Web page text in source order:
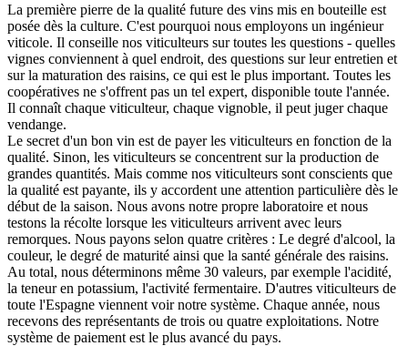
La première pierre de la qualité future des vins mis en bouteille est
posée dès la culture. C'est pourquoi nous employons un ingénieur
viticole. Il conseille nos viticulteurs sur toutes les questions - quelles
vignes conviennent à quel endroit, des questions sur leur entretien et
sur la maturation des raisins, ce qui est le plus important. Toutes les
coopératives ne s'offrent pas un tel expert, disponible toute l'année.
Il connaît chaque viticulteur, chaque vignoble, il peut juger chaque
vendange.
Le secret d'un bon vin est de payer les viticulteurs en fonction de la
qualité. Sinon, les viticulteurs se concentrent sur la production de
grandes quantités. Mais comme nos viticulteurs sont conscients que
la qualité est payante, ils y accordent une attention particulière dès le
début de la saison. Nous avons notre propre laboratoire et nous
testons la récolte lorsque les viticulteurs arrivent avec leurs
remorques. Nous payons selon quatre critères : Le degré d'alcool, la
couleur, le degré de maturité ainsi que la santé générale des raisins.
Au total, nous déterminons même 30 valeurs, par exemple l'acidité,
la teneur en potassium, l'activité fermentaire. D'autres viticulteurs de
toute l'Espagne viennent voir notre système. Chaque année, nous
recevons des représentants de trois ou quatre exploitations. Notre
système de paiement est le plus avancé du pays.